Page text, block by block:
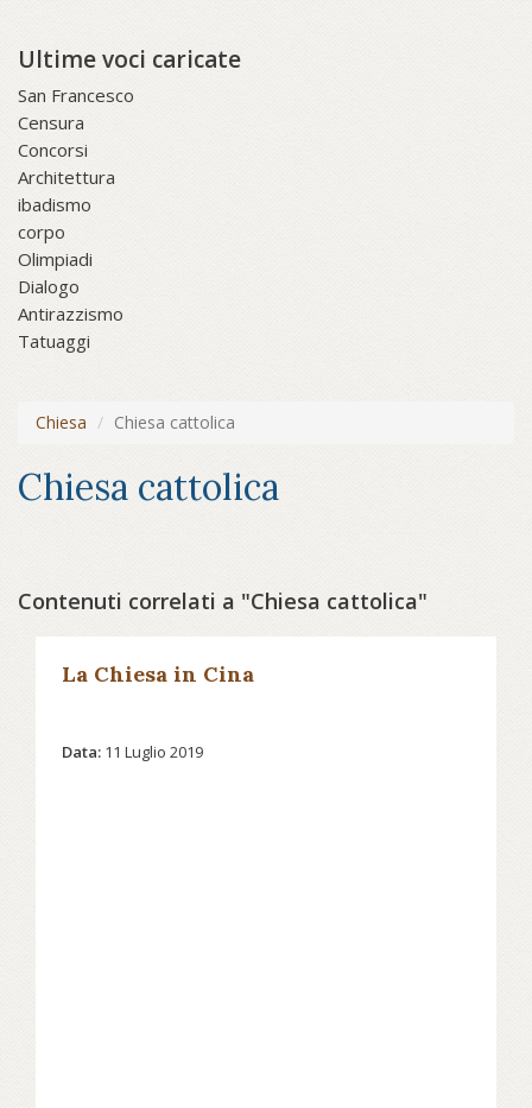
Ultime voci caricate
San Francesco
Censura
Concorsi
Architettura
ibadismo
corpo
Olimpiadi
Dialogo
Antirazzismo
Tatuaggi
Chiesa Chiesa cattolica
Chiesa cattolica
Contenuti correlati a "Chiesa cattolica"
La Chiesa in Cina
Data: 11 Luglio 2019